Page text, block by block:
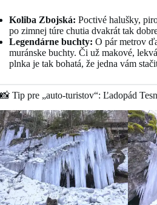
Koliba Zbojská: Poctivé halušky,
po zimnej túre chutia dvakrát tak
Legendárne buchty: O pár metrov
muránske buchty. Či už makové,
plnka je tak bohatá, že jedna vám
📸 Tip pre „auto-turistov“: Ľadopád